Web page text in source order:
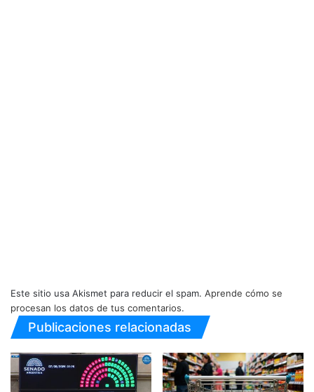
Este sitio usa Akismet para reducir el spam. Aprende cómo se
procesan los datos de tus comentarios.
Publicaciones relacionadas